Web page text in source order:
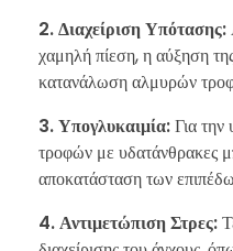
2. Διαχείριση Υπότασης:
χαμηλή πίεση, η αύξηση
κατανάλωση αλμυρών
3. Υπογλυκαιμία:Για
τροφών με υδατάνθρακες
αποκατάσταση των
4. Αντιμετώπιση Στρες: